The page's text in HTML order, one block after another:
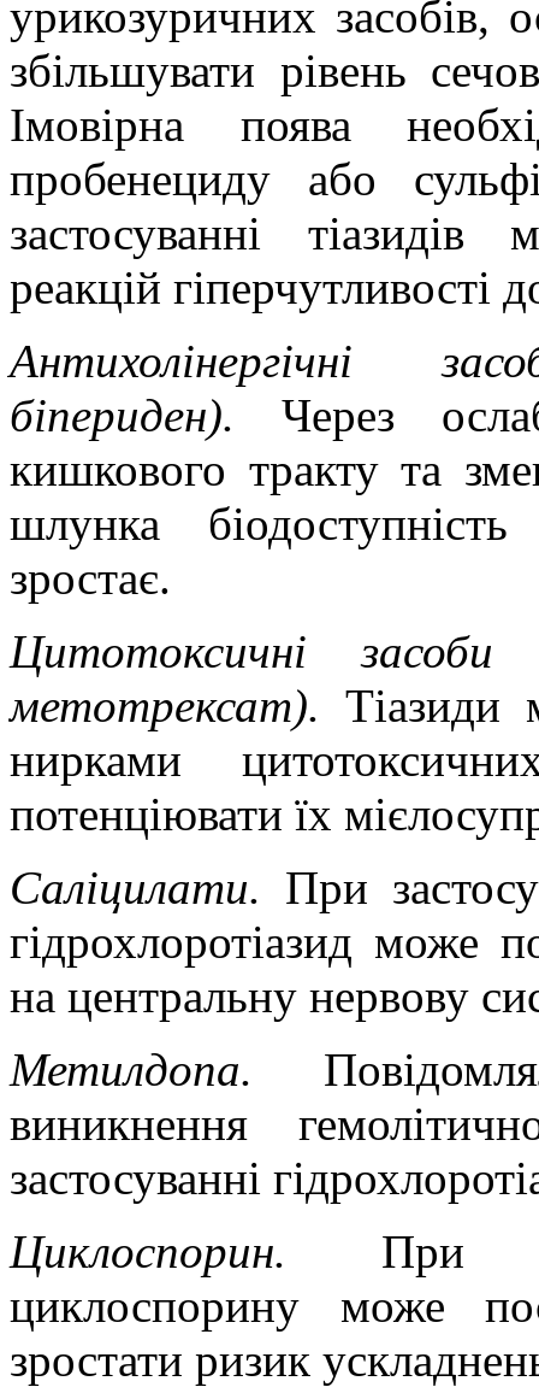
урикозуричних засобів,
збільшувати рівень
Імовірна поява
пробенециду або
застосуванні
реакцій гіперчутливості
Антихолінергічні
біпериден). Через
кишкового тракту та
шлунка
зростає.
Цитотоксичні засоби
метотрексат). Тіазиди
нирками
потенціювати їх
Саліцилати. При
гідрохлоротіазид може
на центральну нервову
Метилдопа.
виникнення
застосуванні
Циклоспорин. При
циклоспорину може
зростати ризик